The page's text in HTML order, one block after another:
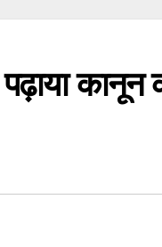
कानून